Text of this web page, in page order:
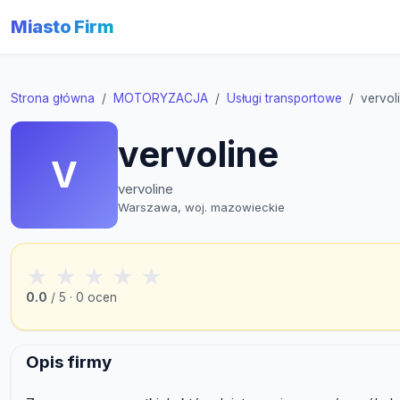
Miasto Firm
Strona główna MOTORYZACJA Usługi transportowe
V vervoline
vervoline
Warszawa, woj. mazowieckie
★ ★ ★ ★ ★
0.0 / 5 · 0 ocen
Opis firmy